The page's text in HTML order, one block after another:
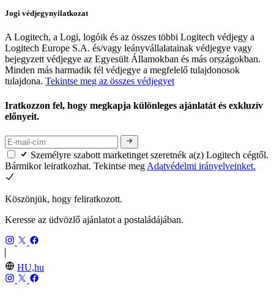
Jogi védjegynyilatkozat
A Logitech, a Logi, logóik és az összes többi Logitech védjegy a
Logitech Europe S.A. és/vagy leányvállalatainak védjegye vagy
bejegyzett védjegye az Egyesült Államokban és más országokban.
Minden más harmadik fél védjegye a megfelelő tulajdonosok
tulajdona. Tekintse meg az összes védjegyet
Iratkozzon fel, hogy megkapja különleges ajánlatát és exkluzív
előnyeit.
Személyre szabott marketinget szeretnék a(z) Logitech cégtől.
Bármikor leiratkozhat. Tekintse meg Adatvédelmi irányelveinket.
Köszönjük, hogy feliratkozott.
Keresse az üdvözlő ajánlatot a postaládájában.
HU,hu